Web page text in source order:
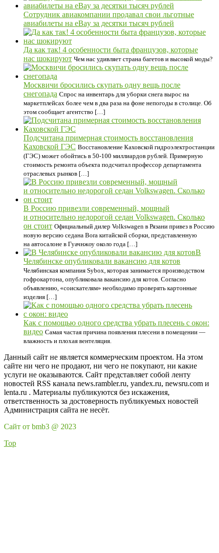
Сотрудник авиакомпании продавал свои льготные
авиабилеты на eBay за десятки тысяч рублей
Да как так! 4 особенности быта французов, которые
нас шокируют Чем нас удивляет страна багетов и высокой моды?
Москвичи бросились скупать одну вещь после
снегопада Спрос на инвентарь для уборки снега вырос на
маркетплейсах более чем в два раза на фоне непогоды в столице. Об
этом сообщает агентство […]
Подсчитана примерная стоимость восстановления
Каховской ГЭС Восстановление Каховской гидроэлектростанции
(ГЭС) может обойтись в 50-100 миллиардов рублей. Примерную
стоимость ремонта объекта подсчитал профессор департамента
отраслевых рынков […]
В Россию привезли современный, мощный
и относительно недорогой седан Volkswagen. Сколько
он стоит Официальный дилер Volkswagen в Рязани привез в Россию
новую версию седана Bora китайской сборки, представленную
на автосалоне в Гуачнжоу около года […]
В
Челябинске опубликовали вакансию для котов
Челябинская компания Sybox, которая занимается производством
гофрокартона, опубликовала вакансию для котов. Согласно
объявлению, «соискателям» необходимо проверять картонные
изделия […]
Как с помощью одного средства убрать плесень с окон:
видео Самая частая причина появления плесени в помещении —
влажность и плохая вентеляция.
Данный сайт не является коммерческим проектом. На этом
сайте ни чего не продают, ни чего не покупают, ни какие
услуги не оказываются. Сайт представляет собой ленту
новостей RSS канала news.rambler.ru, yandex.ru, newsru.com и
lenta.ru . Материалы публикуются без искажения,
ответственность за достоверность публикуемых новостей
Администрация сайта не несёт.
Сайт от bmb3 @ 2023
Top